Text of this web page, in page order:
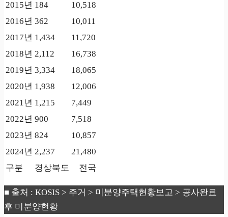
2015년 184
10,518
2016년 362
10,011
2017년 1,434
11,720
2018년 2,112
16,738
2019년 3,334
18,065
2020년 1,938
12,006
2021년 1,215
7,449
2022년 900
7,518
2023년 824
10,857
2024년 2,237
21,480
구분
경상북도 전국
■ 출처 : KOSIS > 주거 > 미분양주택현황보고 > 공사완료
후 미분양현황